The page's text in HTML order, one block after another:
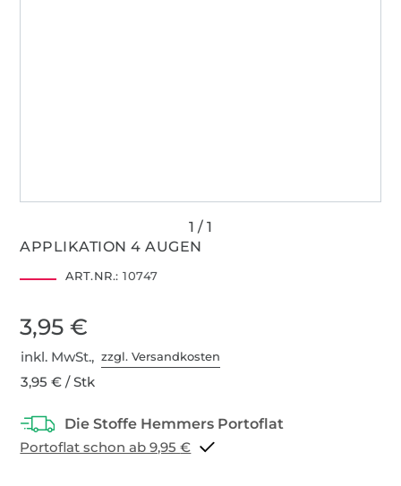
APPLIKATION 4 AUGEN
ART.NR.: 10747
3,95 €
inkl. MwSt.,zzgl. Versandkosten
3,95 € / Stk
Portoflat schon ab 9,95 €